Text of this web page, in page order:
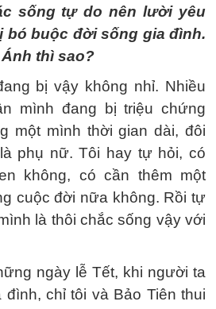
sống tự do nên lười yêu
bó buộc đời sống gia đình.
thì sao?
bị vậy không nhỉ. Nhiều
mình đang bị triệu chứng
một mình thời gian dài, đôi
phụ nữ. Tôi hay tự hỏi, có
không, có cần thêm một
cuộc đời nữa không. Rồi tự
là thôi chắc sống vậy với
ngày lễ Tết, khi người ta
chỉ tôi và Bảo Tiên thui